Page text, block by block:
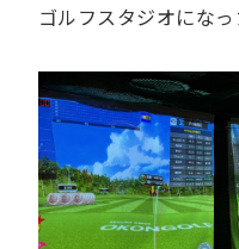
ゴルフスタジオになっ